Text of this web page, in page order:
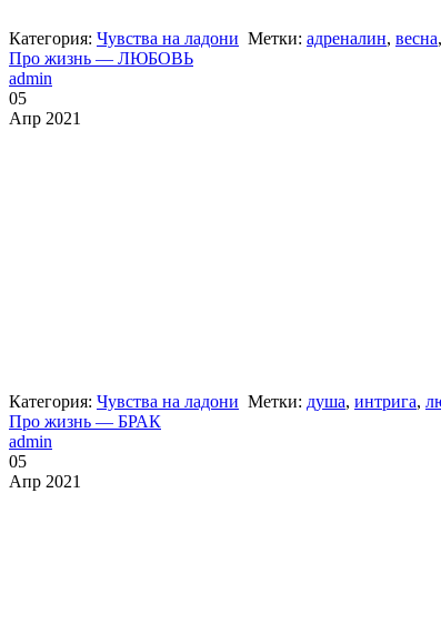
Категория: Чувства на ладони Метки: адреналин, весна,
Про жизнь — ЛЮБОВЬ
admin
05
Апр 2021
Категория: Чувства на ладони Метки: душа, интрига,
Про жизнь — БРАК
admin
05
Апр 2021